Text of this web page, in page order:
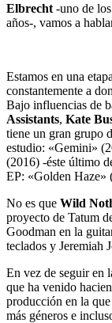
Elbrecht -uno de
años-, vamos a
Estamos en una
constantemente a
Bajo influencias de
Assistants, Kate
tiene un gran grupo
estudio: «Gemini»
(2016) -éste último
EP: «Golden Haze»
No es que Wild
proyecto de Tatum
Goodman en la
teclados y Jeremiah
En vez de seguir en
que ha venido
producción en la
más géneros e